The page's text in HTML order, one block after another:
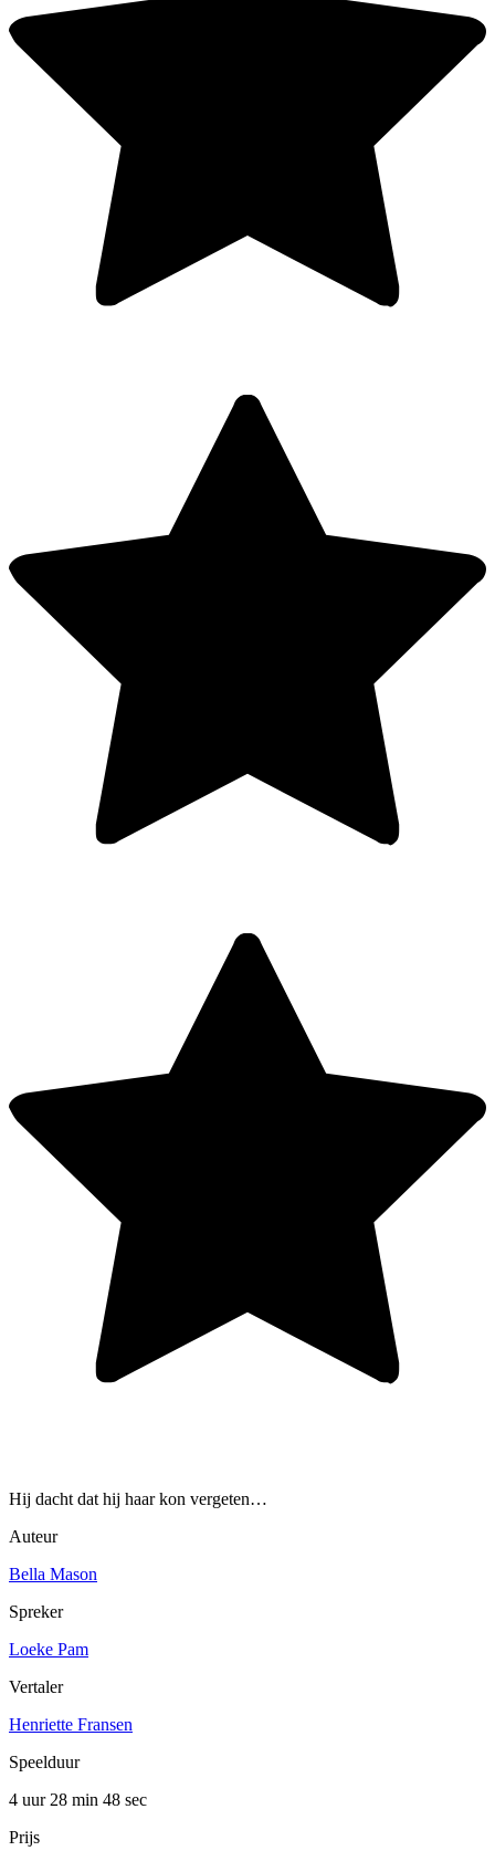
Hij dacht dat hij haar kon vergeten…
Auteur
Bella Mason
Spreker
Loeke Pam
Vertaler
Henriette Fransen
Speelduur
4 uur 28 min 48 sec
Prijs